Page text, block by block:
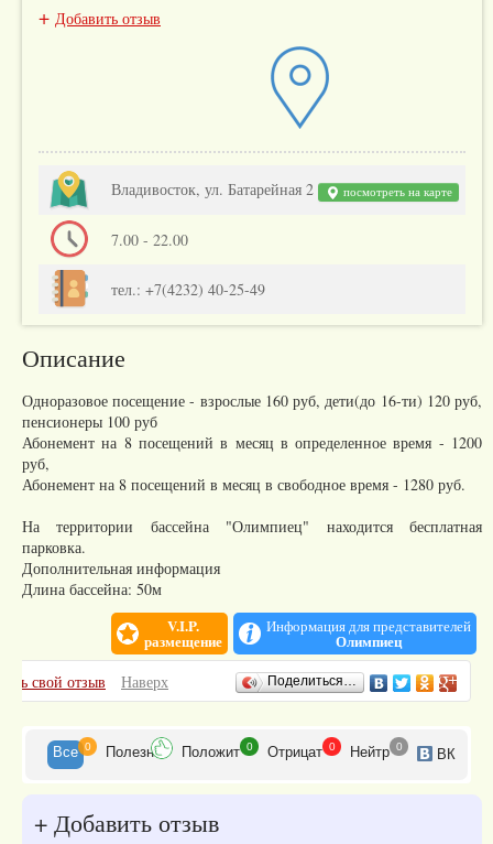
+ Добавить отзыв
Владивосток, ул. Батарейная 2 посмотреть на карте
7.00 - 22.00
тел.: +7(4232) 40-25-49
Описание
Одноразовое посещение - взрослые 160 руб, дети(до 16-ти) 120 руб,
пенсионеры 100 руб
Абонемент на 8 посещений в месяц в определенное время - 1200
руб,
Абонемент на 8 посещений в месяц в свободное время - 1280 руб.
На территории бассейна "Олимпиец" находится бесплатная
парковка.
Дополнительная информация
Длина бассейна: 50м
V.I.P.
размещение
Информация для представителей
Олимпиец
Отзывы
свой отзыв Наверх Поделиться…
Все 0 Полезн Положит 0 Отрицат 0 Нейтр 0 ВК
+ Добавить отзыв